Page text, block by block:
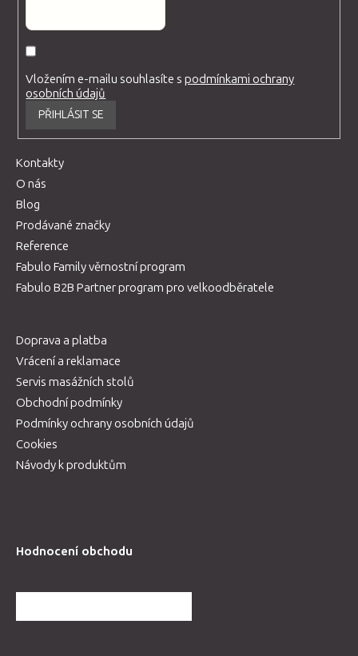
Vložením e-mailu souhlasíte spodmínkami ochrany
osobních údajů
PŘIHLÁSIT SE
Kontakty
O nás
Blog
Prodávané značky
Reference
Fabulo Family věrnostní program
Fabulo B2B Partner program pro velkoodběratele
Doprava a platba
Vrácení a reklamace
Servis masážních stolů
Obchodní podmínky
Podmínky ochrany osobních údajů
Cookies
Návody k produktům
Hodnocení obchodu